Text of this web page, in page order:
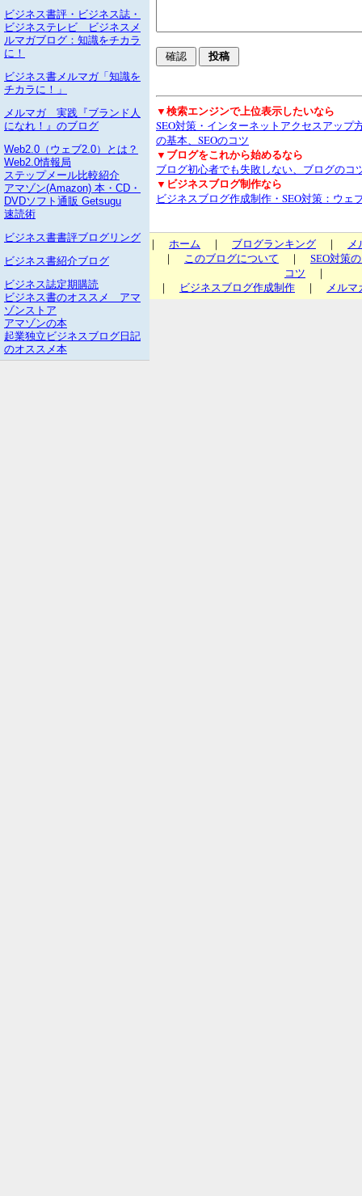
▼検索エンジンで上位表示したいなら
SEO対策・インターネットアクセスアップ
の基本、SEOのコツ
▼ブログをこれから始めるなら
ブログ初心者でも失敗しない、ブログのコ
▼ビジネスブログ制作なら
ビジネスブログ作成制作・SEO対策：ウェ
｜ ホーム ｜ ブログランキング ｜
メ
｜
このブログについて ｜ SEO対策
コツ ｜
｜
ビジネスブログ作成制作 ｜ メル
ビジネス書評・ビジネス誌・
ビジネステレビ ビジネスメ
ルマガブログ：知識をチカラ
に！
ビジネス書メルマガ「知識を
チカラに！」
メルマガ 実践『ブランド人
になれ！』のブログ
Web2.0（ウェブ2.0）とは？
Web2.0情報局
ステップメール比較紹介
アマゾン(Amazon) 本・CD・
DVDソフト通販 Getsugu
速読術
ビジネス書書評ブログリング
ビジネス書紹介ブログ
ビジネス誌定期購読
ビジネス書のオススメ アマ
ゾンストア
アマゾンの本
起業独立ビジネスブログ日記
のオススメ本